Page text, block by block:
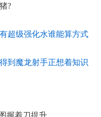
?
超级强化水谁能算方式
到魔龙射手正想着知识
握着刀提升